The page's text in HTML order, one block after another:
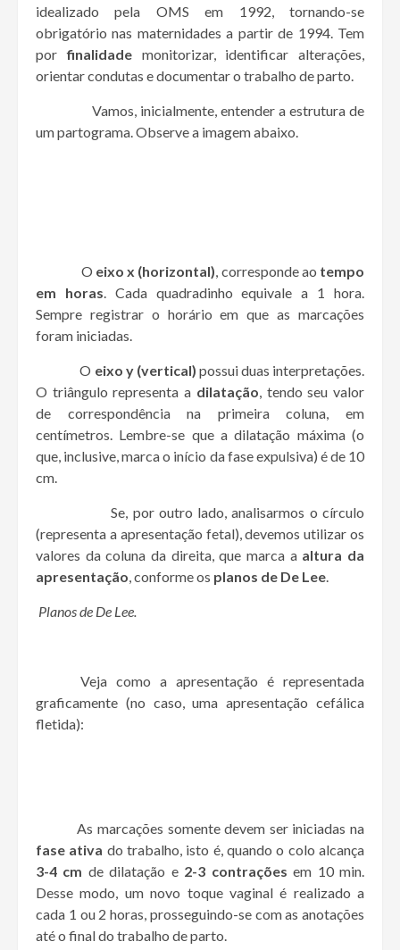
idealizado pela OMS em 1992, tornando-se
obrigatório nas maternidades a partir de 1994. Tem
porfinalidade monitorizar, identificar alterações,
orientar condutas e documentar o trabalho de parto.
Vamos, inicialmente, entender a estrutura de
um partograma. Observe a imagem abaixo.
O eixo x (horizontal), corresponde ao tempo
em horas. Cada quadradinho equivale a 1 hora.
Sempre registrar o horário em que as marcações
foram iniciadas.
O eixo y (vertical) possui duas interpretações.
O triângulo representa a dilatação, tendo seu valor
de correspondência na primeira coluna, em
centímetros. Lembre-se que a dilatação máxima (o
que, inclusive, marca o início da fase expulsiva) é de 10
cm.
Se, por outro lado, analisarmos o círculo
(representa a apresentação fetal), devemos utilizar os
valores da coluna da direita, que marca a altura da
apresentação, conforme os planos de De Lee.
Planos de De Lee.
Veja como a apresentação é representada
graficamente (no caso, uma apresentação cefálica
fletida):
As marcações somente devem ser iniciadas na
fase ativa do trabalho, isto é, quando o colo alcança
3-4 cm de dilatação e 2-3 contrações em 10 min.
Desse modo, um novo toque vaginal é realizado a
cada 1 ou 2 horas, prosseguindo-se com as anotações
até o final do trabalho de parto.